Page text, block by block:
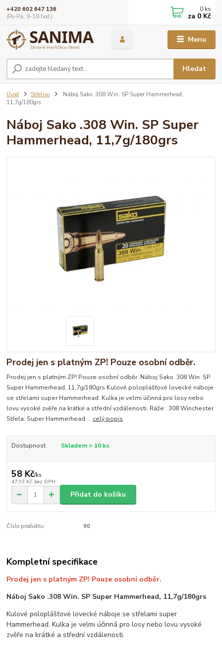
Menu
Hledat
+420 602 647 136
(Po-Pá, 9-18 hod.)
0 ks
za 0 Kč
Úvod Střelivo
Náboj Sako .308 Win. SP Super Hammerhead,
11,7g/180grs
Náboj Sako .308 Win. SP Super
Hammerhead, 11,7g/180grs
Prodej jen s platným ZP! Pouze osobní odběr.
Prodej jen s platným ZP! Pouze osobní odběr. Náboj Sako .308 Win. SP
Super Hammerhead, 11,7g/180grs Kulové poloplášťové lovecké náboje
se střelami super Hammerhead. Kulka je velmi účinná pro losy nebo
lovu vysoké zvěře na krátké a střední vzdálenosti. Ráže: .308 Winchester
Střela: Super Hammerhead ... celý popis
Dostupnost Skladem > 10 ks
58 Kč/ks
47,93 Kč bez DPH
Přidat do košíku
Číslo produktu: 90
Kompletní specifikace
Prodej jen s platným ZP! Pouze osobní odběr.
Náboj Sako .308 Win. SP Super Hammerhead, 11,7g/180grs
Kulové poloplášťové lovecké náboje se střelami super
Hammerhead. Kulka je velmi účinná pro losy nebo lovu vysoké
zvěře na krátké a střední vzdálenosti.